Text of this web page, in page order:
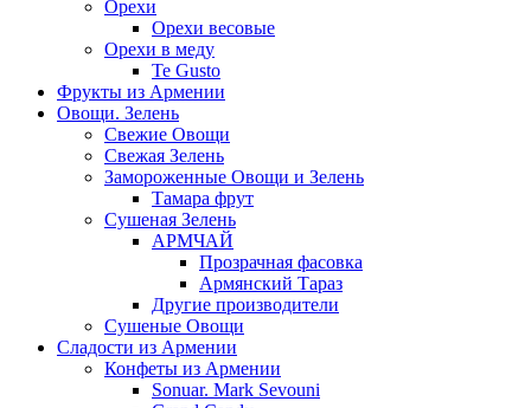
Орехи
Орехи весовые
Орехи в меду
Te Gusto
Фрукты из Армении
Овощи. Зелень
Свежие Овощи
Свежая Зелень
Замороженные Овощи и Зелень
Тамара фрут
Сушеная Зелень
АРМЧАЙ
Прозрачная фасовка
Армянский Тараз
Другие производители
Сушеные Овощи
Сладости из Армении
Конфеты из Армении
Sonuar. Mark Sevouni